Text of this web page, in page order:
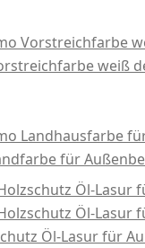
Vorstreichfarbe
weiß
Landhausfarbe
für
Öl-Lasur
Öl-Lasur
Öl-Lasur für